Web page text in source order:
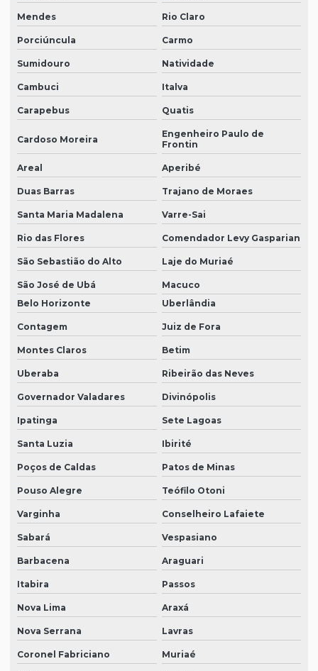
Mendes Rio Claro
Porciúncula Carmo
Sumidouro Natividade
Cambuci Italva
Carapebus Quatis
Cardoso Moreira
Engenheiro Paulo de
Frontin
Areal Aperibé
Duas Barras Trajano de Moraes
Santa Maria Madalena Varre-Sai
Rio das Flores Comendador Levy Gasparian
São Sebastião do Alto Laje do Muriaé
São José de Ubá
Macuco
Belo Horizonte
Uberlândia
Contagem Juiz de Fora
Montes Claros Betim
Uberaba Ribeirão das Neves
Governador Valadares Divinópolis
Ipatinga Sete Lagoas
Santa Luzia Ibirité
Poços de Caldas Patos de Minas
Pouso Alegre Teófilo Otoni
Varginha Conselheiro Lafaiete
Sabará Vespasiano
Barbacena Araguari
Itabira Passos
Nova Lima Araxá
Nova Serrana Lavras
Coronel Fabriciano Muriaé